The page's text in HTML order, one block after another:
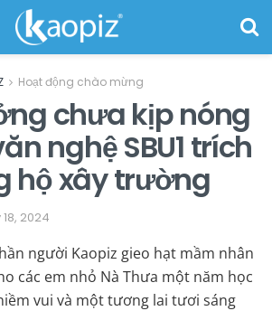
Hoạt động chào mừng
chưa kịp nóng
nghệ SBU1 trích
hộ xây trường
18, 2024
người Kaopiz gieo hạt mầm nhân
các em nhỏ Nà Thưa một năm học
vui và một tương lai tươi sáng